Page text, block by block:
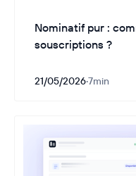
Nominatif pur :
souscriptions ?
21/05/2026·7min